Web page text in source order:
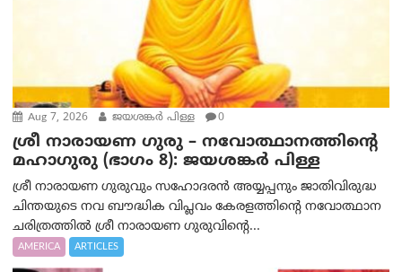
Aug 7, 2026 ജയശങ്കര്‍ പിള്ള 0
ശ്രീ നാരായണ ഗുരു – നവോത്ഥാനത്തിന്റെ
മഹാഗുരു (ഭാഗം 8): ജയശങ്കര്‍ പിള്ള
ശ്രീ നാരായണ ഗുരുവും സഹോദരൻ അയ്യപ്പനും ജാതിവിരുദ്ധ
ചിന്തയുടെ നവ ബൗദ്ധിക വിപ്ലവം കേരളത്തിന്റെ നവോത്ഥാന
ചരിത്രത്തിൽ ശ്രീ നാരായണ ഗുരുവിന്റെ...
AMERICA ARTICLES